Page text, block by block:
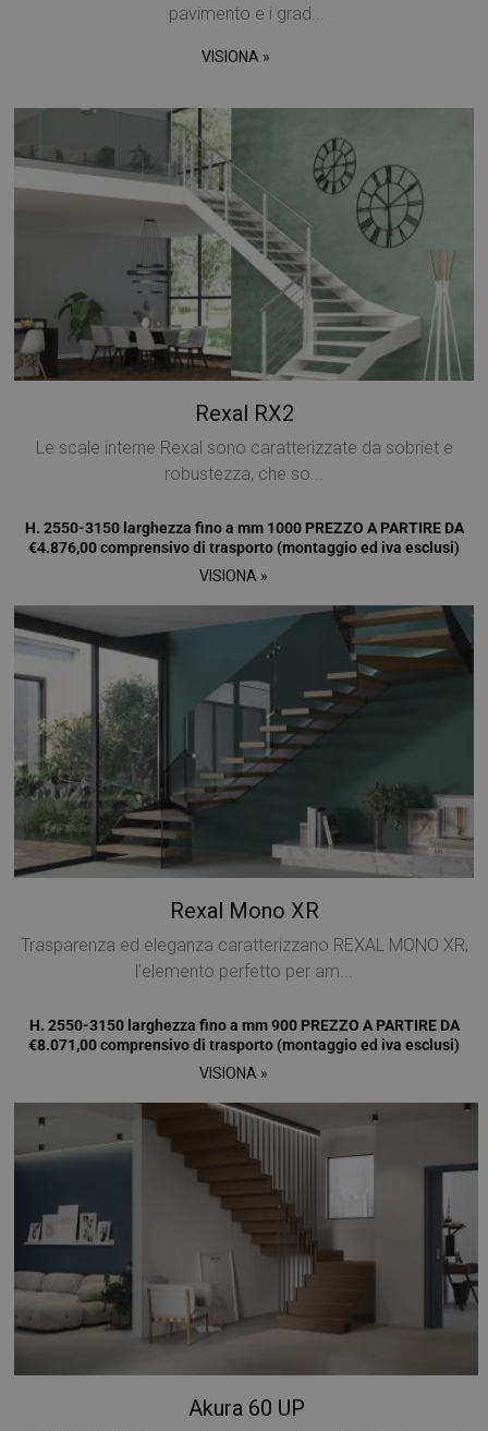
pavimento e i grad...
VISIONA »
Rexal RX2
Le scale interne Rexal sono caratterizzate da sobriet e
robustezza, che so...
H. 2550-3150 larghezza fino a mm 1000 PREZZO A PARTIRE DA
€4.876,00 comprensivo di trasporto (montaggio ed iva esclusi)
VISIONA »
Rexal Mono XR
Trasparenza ed eleganza caratterizzano REXAL MONO XR,
l'elemento perfetto per am...
H. 2550-3150 larghezza fino a mm 900 PREZZO A PARTIRE DA
€8.071,00 comprensivo di trasporto (montaggio ed iva esclusi)
VISIONA »
Akura 60 UP